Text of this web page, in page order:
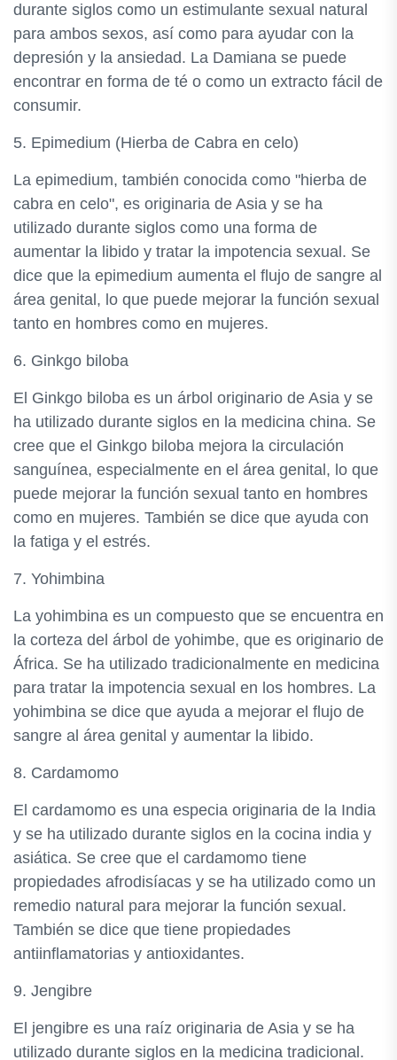
durante siglos como un estimulante sexual natural
para ambos sexos, así como para ayudar con la
depresión y la ansiedad. La Damiana se puede
encontrar en forma de té o como un extracto fácil de
consumir.
5. Epimedium (Hierba de Cabra en celo)
La epimedium, también conocida como "hierba de
cabra en celo", es originaria de Asia y se ha
utilizado durante siglos como una forma de
aumentar la libido y tratar la impotencia sexual. Se
dice que la epimedium aumenta el flujo de sangre al
área genital, lo que puede mejorar la función sexual
tanto en hombres como en mujeres.
6. Ginkgo biloba
El Ginkgo biloba es un árbol originario de Asia y se
ha utilizado durante siglos en la medicina china. Se
cree que el Ginkgo biloba mejora la circulación
sanguínea, especialmente en el área genital, lo que
puede mejorar la función sexual tanto en hombres
como en mujeres. También se dice que ayuda con
la fatiga y el estrés.
7. Yohimbina
La yohimbina es un compuesto que se encuentra en
la corteza del árbol de yohimbe, que es originario de
África. Se ha utilizado tradicionalmente en medicina
para tratar la impotencia sexual en los hombres. La
yohimbina se dice que ayuda a mejorar el flujo de
sangre al área genital y aumentar la libido.
8. Cardamomo
El cardamomo es una especia originaria de la India
y se ha utilizado durante siglos en la cocina india y
asiática. Se cree que el cardamomo tiene
propiedades afrodisíacas y se ha utilizado como un
remedio natural para mejorar la función sexual.
También se dice que tiene propiedades
antiinflamatorias y antioxidantes.
9. Jengibre
El jengibre es una raíz originaria de Asia y se ha
utilizado durante siglos en la medicina tradicional.